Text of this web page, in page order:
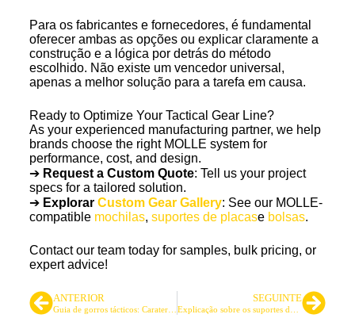
Para os fabricantes e fornecedores, é fundamental
oferecer ambas as opções ou explicar claramente a
construção e a lógica por detrás do método
escolhido. Não existe um vencedor universal,
apenas a melhor solução para a tarefa em causa.
Ready to Optimize Your Tactical Gear Line?
As your experienced manufacturing partner, we help
brands choose the right MOLLE system for
performance, cost, and design.
➔ Request a Custom Quote: Tell us your project
specs for a tailored solution.
➔ Explorar Custom Gear Gallery: See our MOLLE-
compatible mochilas, suportes de placase bolsas.
Contact our team today for samples, bulk pricing, or
expert advice!
ANTERIOR
Guia de gorros tácticos: Caraterísticas militares, de exterior e principais
SEGUINTE